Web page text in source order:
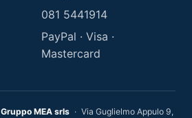
081 5441914
PayPal · Visa ·
Mastercard
Gruppo MEA srls · Via Guglielmo Appulo 9,